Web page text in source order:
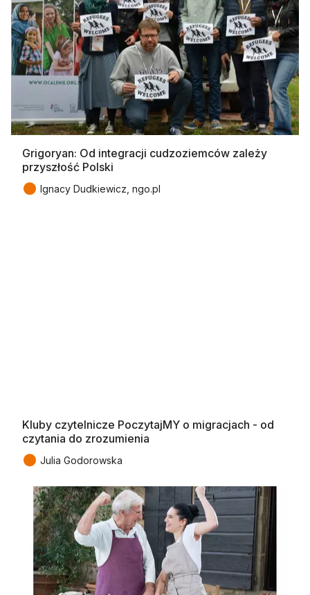
Grigoryan: Od integracji cudzoziemców zależy
przyszłość Polski
● Ignacy Dudkiewicz, ngo.pl
Kluby czytelnicze PoczytajMY o migracjach - od
czytania do zrozumienia
● Julia Godorowska